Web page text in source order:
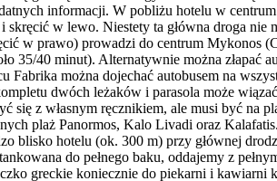
informacji. W pobliżu hotelu w
skręcić w lewo. Niestety ta główna droga
w prawo) prowadzi do centrum Mykonos
35/40 minut). Alternatywnie można złapać
można dojechać autobusem na
dwóch leżaków i parasola może
się z własnym ręcznikiem, ale musi być na
plaż Panormos, Kalo Livadi oraz
blisko hotelu (ok. 300 m) przy głównej
do pełnego baku, oddajemy z
greckie koniecznie do piekarni i